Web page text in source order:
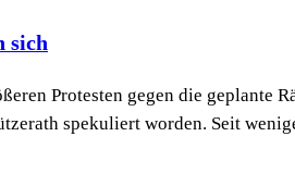
sich
Protesten gegen die
spekuliert worden. Seit